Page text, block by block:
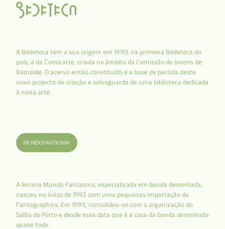
A Bedeteca tem a sua origem em 1990, na primeira Bedeteca do
país, a da Comicarte, criada no âmbito da Comissão de Jovens de
Ramalde. O acervo então constituído é a base de partida deste
novo projecto de criação e salvaguarda de uma biblioteca dedicada
à nona arte.
A livraria Mundo Fantasma, especializada em banda desenhada,
nasceu no início de 1992 com uma pequenas importação da
Fantagraphics. Em 1993, consolidou-se com a organização do
Salão do Porto e desde essa data que é a casa da banda desenhada
quase toda.